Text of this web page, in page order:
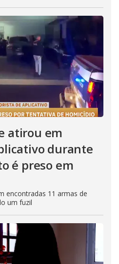
atirou em
durante
é preso em
encontradas 11 armas de
um fuzil